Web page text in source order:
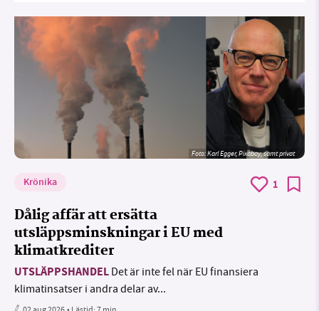
Foto:Karl Egger, Pixabay, samt privat
Krönika 1
Dålig affär att ersätta
utsläppsminskningar i EU med
klimatkrediter
UTSLÄPPSHANDEL Det är inte fel när EU finansiera
klimatinsatser i andra delar av...